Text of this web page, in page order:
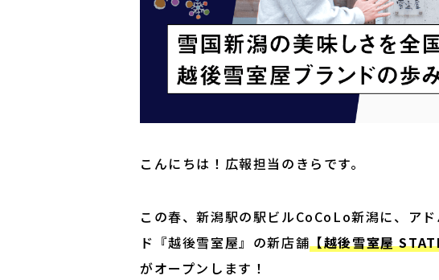
こんにちは！広報担当のきらです。
この春、新潟駅の駅ビルCoCoLo新潟に、ア
ド『越後雪室屋』の新店舗【越後雪室屋
がオープンします！